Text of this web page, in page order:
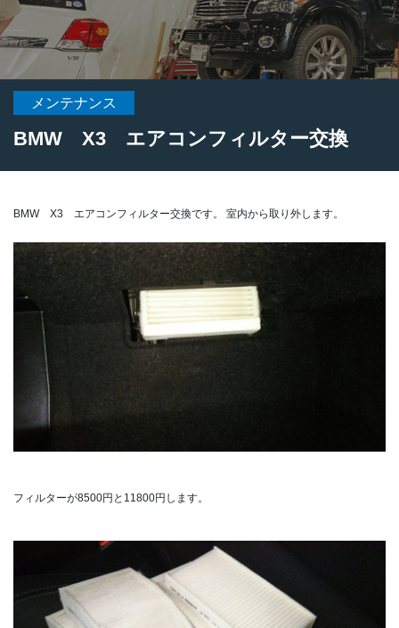
メンテナンス
BMW X3 エアコンフィルター交換
BMW X3 エアコンフィルター交換です。 室内から取り外します。
フィルターが8500円と11800円します。